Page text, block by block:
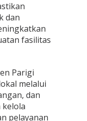
dan
fasilitas
Parigi
melalui
dan
kelola
pelayanan